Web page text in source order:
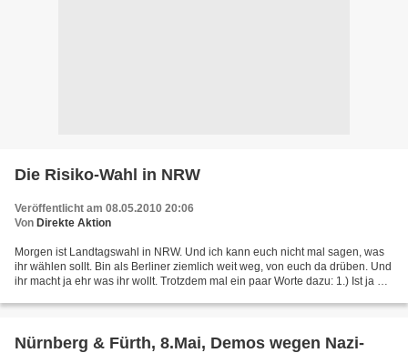
Die Risiko-Wahl in NRW
Veröffentlicht am 08.05.2010 20:06
Von Direkte Aktion
Morgen ist Landtagswahl in NRW. Und ich kann euch nicht mal sagen, was
ihr wählen sollt. Bin als Berliner ziemlich weit weg, von euch da drüben. Und
ihr macht ja ehr was ihr wollt. Trotzdem mal ein paar Worte dazu: 1.) Ist ja ne
Nürnberg & Fürth, 8.Mai, Demos wegen Nazi-